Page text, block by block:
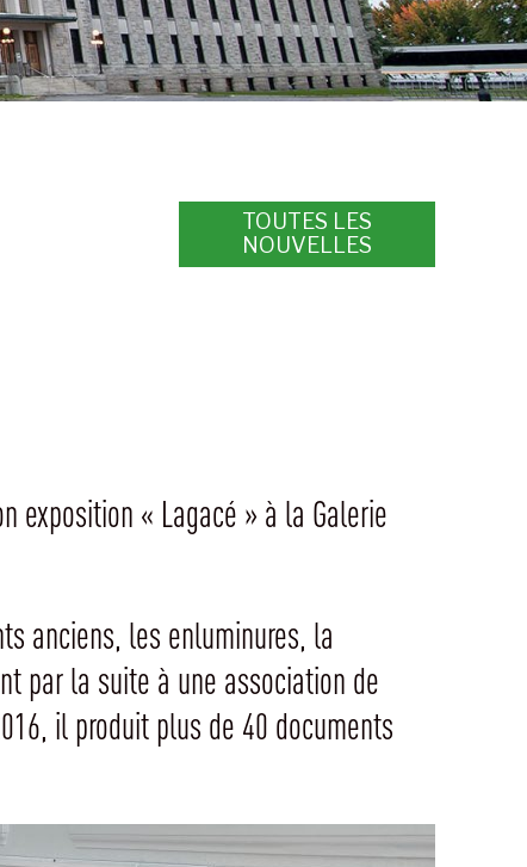
TOUTES LES
NOUVELLES
exposition « Lagacé » à la Galerie
anciens, les enluminures, la
par la suite à une association de
il produit plus de 40 documents